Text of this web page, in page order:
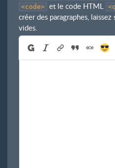
<code>
et le code HTML
créer des paragraphes,
vides.